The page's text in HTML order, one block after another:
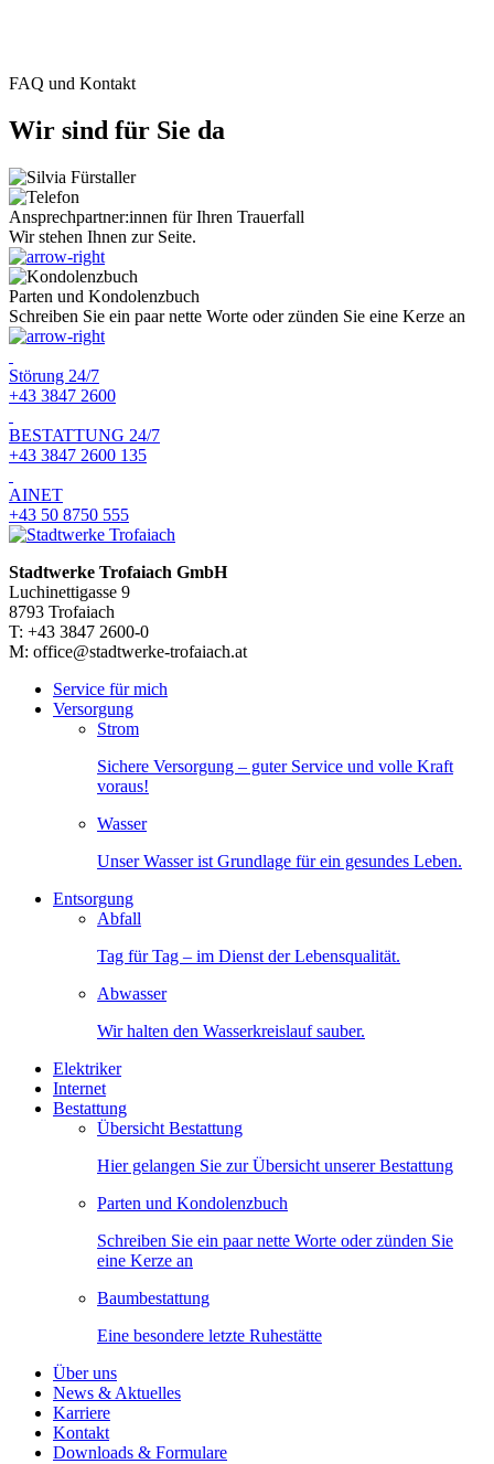
FAQ und Kontakt
Wir sind für Sie da
Ansprechpartner:innen für Ihren Trauerfall
Wir stehen Ihnen zur Seite.
Parten und Kondolenzbuch
Schreiben Sie ein paar nette Worte oder zünden Sie eine Kerze an
Störung 24/7
+43 3847 2600
BESTATTUNG 24/7
+43 3847 2600 135
AINET
+43 50 8750 555
Stadtwerke Trofaiach GmbH
Luchinettigasse 9
8793 Trofaiach
T: +43 3847 2600-0
M: office@stadtwerke-trofaiach.at
Service für mich
Versorgung
Strom
Sichere Versorgung – guter Service und volle Kraft
voraus!
Wasser
Unser Wasser ist Grundlage für ein gesundes Leben.
Entsorgung
Abfall
Tag für Tag – im Dienst der Lebensqualität.
Abwasser
Wir halten den Wasserkreislauf sauber.
Elektriker
Internet
Bestattung
Übersicht Bestattung
Hier gelangen Sie zur Übersicht unserer Bestattung
Parten und Kondolenzbuch
Schreiben Sie ein paar nette Worte oder zünden Sie
eine Kerze an
Baumbestattung
Eine besondere letzte Ruhestätte
Über uns
News & Aktuelles
Karriere
Kontakt
Downloads & Formulare